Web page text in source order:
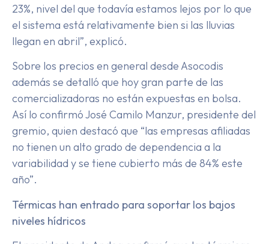
23%, nivel del que todavía estamos lejos por lo que
el sistema está relativamente bien si las lluvias
llegan en abril”, explicó.
Sobre los precios en general desde Asocodis
además se detalló que hoy gran parte de las
comercializadoras no están expuestas en bolsa.
Así lo confirmó José Camilo Manzur, presidente del
gremio, quien destacó que “las empresas afiliadas
no tienen un alto grado de dependencia a la
variabilidad y se tiene cubierto más de 84% este
año”.
Térmicas han entrado para soportar los bajos
niveles hídricos